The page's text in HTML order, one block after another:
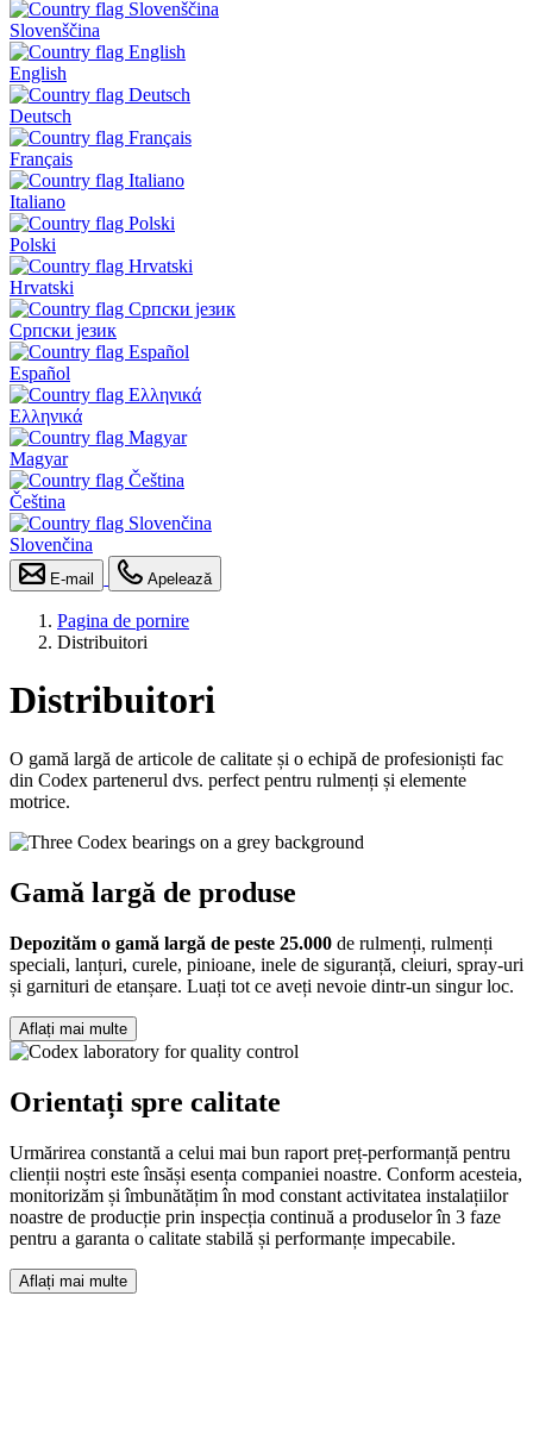
Slovenščina
English
Deutsch
Français
Italiano
Polski
Hrvatski
Српски језик
Español
Ελληνικά
Magyar
Čeština
Slovenčina
E-mail Apelează
Pagina de pornire
Distribuitori
Distribuitori
O gamă largă de articole de calitate și o echipă de profesioniști fac
din Codex partenerul dvs. perfect pentru rulmenți și elemente
motrice.
Gamă largă de produse
Depozităm o gamă largă de peste 25.000 de rulmenți, rulmenți
speciali, lanțuri, curele, pinioane, inele de siguranță, cleiuri, spray-uri
și garnituri de etanșare. Luați tot ce aveți nevoie dintr-un singur loc.
Aflați mai multe
Orientați spre calitate
Urmărirea constantă a celui mai bun raport preț-performanță pentru
clienții noștri este însăși esența companiei noastre. Conform acesteia,
monitorizăm și îmbunătățim în mod constant activitatea instalațiilor
noastre de producție prin inspecția continuă a produselor în 3 faze
pentru a garanta o calitate stabilă și performanțe impecabile.
Aflați mai multe